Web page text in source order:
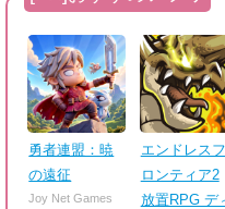
勇者連盟：暁
の遠征
Joy Net Games
エンドレスフ
ロンティア2
放置RPG デ